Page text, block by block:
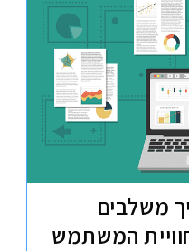
משלבים
המשתמש